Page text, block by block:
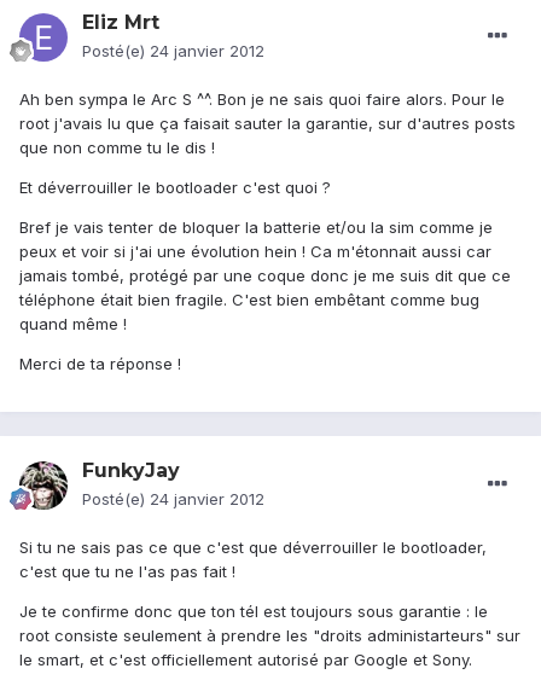
Eliz Mrt
Posté(e) 24 janvier 2012
Ah ben sympa le Arc S ^^. Bon je ne sais quoi faire alors. Pour le
root j'avais lu que ça faisait sauter la garantie, sur d'autres posts
que non comme tu le dis !
Et déverrouiller le bootloader c'est quoi ?
Bref je vais tenter de bloquer la batterie et/ou la sim comme je
peux et voir si j'ai une évolution hein ! Ca m'étonnait aussi car
jamais tombé, protégé par une coque donc je me suis dit que ce
téléphone était bien fragile. C'est bien embêtant comme bug
quand même !
Merci de ta réponse !
FunkyJay
Posté(e) 24 janvier 2012
Si tu ne sais pas ce que c'est que déverrouiller le bootloader,
c'est que tu ne l'as pas fait !
Je te confirme donc que ton tél est toujours sous garantie : le
root consiste seulement à prendre les "droits administarteurs" sur
le smart, et c'est officiellement autorisé par Google et Sony.